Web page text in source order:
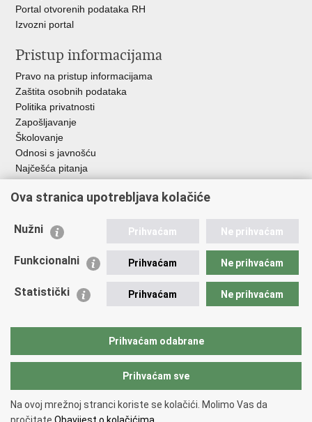
Portal otvorenih podataka RH
Izvozni portal
Pristup informacijama
Pravo na pristup informacijama
Zaštita osobnih podataka
Politika privatnosti
Zapošljavanje
Školovanje
Odnosi s javnošću
Najčešća pitanja
Važne poveznice
EMN Nacionalna kontaktna točka za Republiku Hrvatsku
Policijska akademija
Zaklada policijske solidarnosti
Sindikati
Copyright © 2026 Ravnateljstvo policije.
Ova stranica upotrebljava kolačiće
Nužni Prihvaćam Ne prihvaćam
Funkcionalni Prihvaćam Ne prihvaćam
Statistički Prihvaćam Ne prihvaćam
Prihvaćam odabrane
Prihvaćam sve
Na ovoj mrežnoj stranci koriste se kolačići. Molimo Vas da